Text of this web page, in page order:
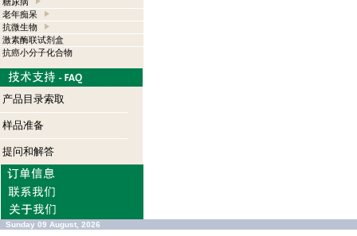
老年痴呆
抗微生物
激素酶联试剂盒
抗癌小分子化合物
产品目录索取
样品准备
提问和解答
Sunday 09 August, 2026